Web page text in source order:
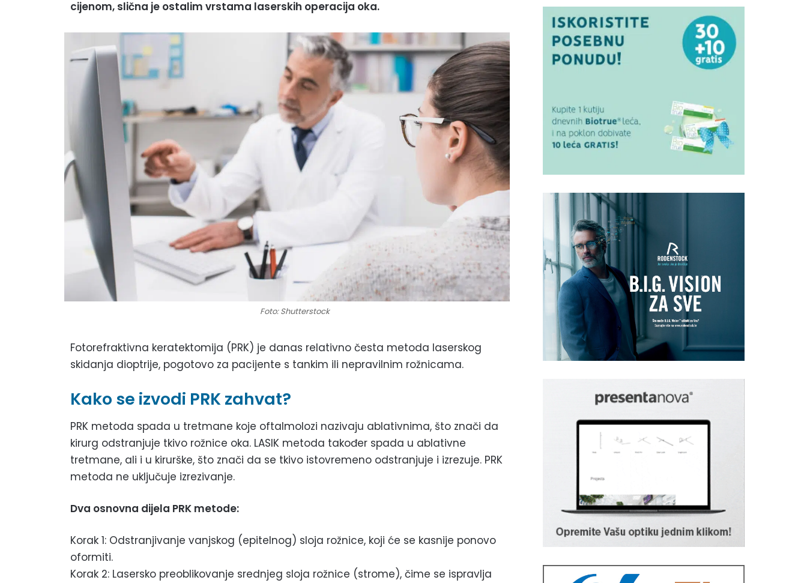
cijenom, slična je ostalim vrstama laserskih operacija oka.
Foto: Shutterstock
Fotorefraktivna keratektomija (PRK) je danas relativno česta metoda laserskog
skidanja dioptrije, pogotovo za pacijente s tankim ili nepravilnim rožnicama.
Kako se izvodi PRK zahvat?
PRK metoda spada u tretmane koje oftalmolozi nazivaju ablativnima, što znači da
kirurg odstranjuje tkivo rožnice oka. LASIK metoda također spada u ablativne
tretmane, ali i u kirurške, što znači da se tkivo istovremeno odstranjuje i izrezuje. PRK
metoda ne uključuje izrezivanje.
Dva osnovna dijela PRK metode:
Korak 1: Odstranjivanje vanjskog (epitelnog) sloja rožnice, koji će se kasnije ponovo
oformiti.
Korak 2: Lasersko preoblikovanje srednjeg sloja rožnice (strome), čime se ispravlja